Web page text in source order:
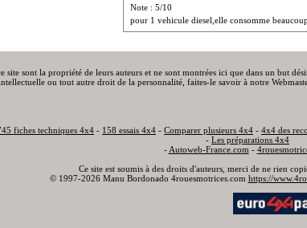
Note : 5/10
pour 1 vehicule diesel,elle consomme beaucoup
site sont la propriété de leurs auteurs et ne sont montrées ici que dans un but
ou tout autre droit de la personnalité, faites-le savoir à notre
fiches techniques 4x4 - 158 essais 4x4 - Comparer plusieurs 4x4 - 4x4 des
- Les préparations 4x4
- Autoweb-France.com -
Ce site est soumis à des droits d'auteurs, merci de ne rien
© 1997-2026 Manu Bordonado 4rouesmotrices.com https://